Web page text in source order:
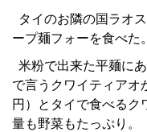
タイのお隣の国ラオ
ープ麺フォーを食べた。
米粉で出来た平麺に
で言うクワイティアオ
円）とタイで食べるク
量も野菜もたっぷり。